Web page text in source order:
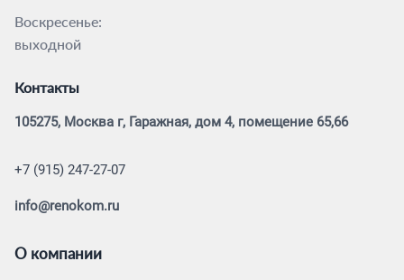
Воскресенье:
выходной
Контакты
105275, Москва г, Гаражная, дом 4, помещение 65,66
+7 (915) 247-27-07
info@renokom.ru
О компании